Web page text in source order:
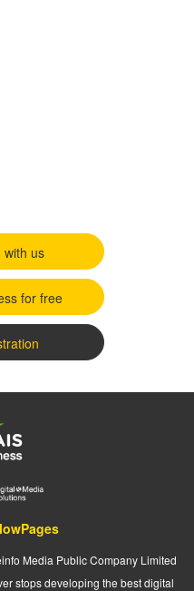
with us
for free
Media Public Company Limited
stops developing the best digital